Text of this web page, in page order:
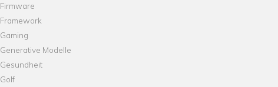
Firmware
Framework
Gaming
Generative Modelle
Gesundheit
Golf